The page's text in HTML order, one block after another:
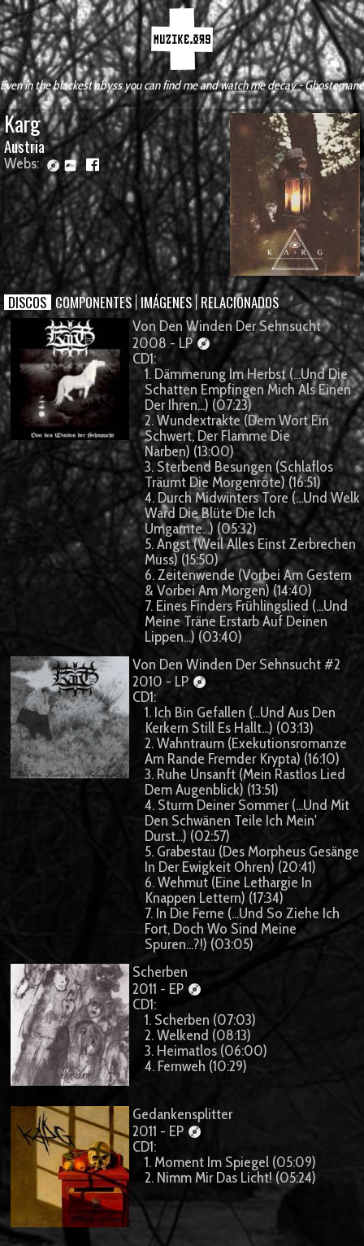
Even in the blackest abyss you can find me and watch me decay - Ghostemane
Karg
Austria
Webs:
DISCOS COMPONENTES IMÁGENES RELACIONADOS
Von Den Winden Der Sehnsucht
2008 - LP
CD1:
1. Dämmerung Im Herbst (...Und Die
Schatten Empfingen Mich Als Einen
Der Ihren...) (07:23)
2. Wundextrakte (Dem Wort Ein
Schwert, Der Flamme Die
Narben) (13:00)
3. Sterbend Besungen (Schlaflos
Träumt Die Morgenröte) (16:51)
4. Durch Midwinters Tore (...Und Welk
Ward Die Blüte Die Ich
Umgarnte...) (05:32)
5. Angst (Weil Alles Einst Zerbrechen
Muss) (15:50)
6. Zeitenwende (Vorbei Am Gestern
& Vorbei Am Morgen) (14:40)
7. Eines Finders Frühlingslied (...Und
Meine Träne Erstarb Auf Deinen
Lippen...) (03:40)
Von Den Winden Der Sehnsucht #2
2010 - LP
CD1:
1. Ich Bin Gefallen (...Und Aus Den
Kerkern Still Es Hallt...) (03:13)
2. Wahntraum (Exekutionsromanze
Am Rande Fremder Krypta) (16:10)
3. Ruhe Unsanft (Mein Rastlos Lied
Dem Augenblick) (13:51)
4. Sturm Deiner Sommer (...Und Mit
Den Schwänen Teile Ich Mein'
Durst...) (02:57)
5. Grabestau (Des Morpheus Gesänge
In Der Ewigkeit Ohren) (20:41)
6. Wehmut (Eine Lethargie In
Knappen Lettern) (17:34)
7. In Die Ferne (...Und So Ziehe Ich
Fort, Doch Wo Sind Meine
Spuren...?!) (03:05)
Scherben
2011 - EP
CD1:
1. Scherben (07:03)
2. Welkend (08:13)
3. Heimatlos (06:00)
4. Fernweh (10:29)
Gedankensplitter
2011 - EP
CD1:
1. Moment Im Spiegel (05:09)
2. Nimm Mir Das Licht! (05:24)